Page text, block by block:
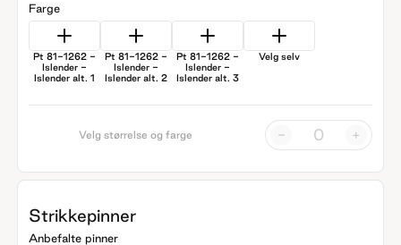
Farge
Pt 81-1262 -
Islender -
Islender alt. 1
Pt 81-1262 -
Islender -
Islender alt. 2
Pt 81-1262 -
Islender -
Islender alt. 3
Velg selv
Velg størrelse og farge - +
Strikkepinner
Anbefalte pinner